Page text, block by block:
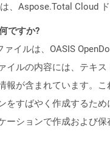
、Aspose.Total Cloud
ですか?
イルは、OASIS
イルの内容には、テキ
報が含まれています。
をすばやく作成するた
ーションで作成および